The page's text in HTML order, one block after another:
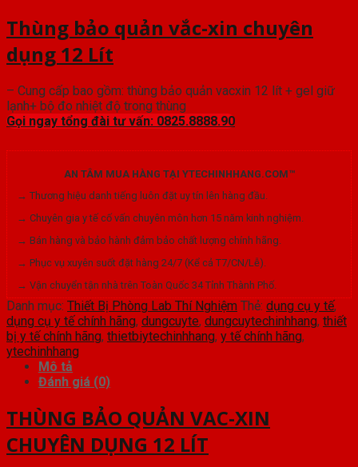
Thùng bảo quản vắc-xin chuyên
dụng 12 Lít
– Cung cấp bao gồm: thùng bảo quản vacxin 12 lít + gel giữ
lạnh+ bộ đo nhiệt độ trong thùng
Gọi ngay tổng đài tư vấn: 0825.8888.90
AN TÂM MUA HÀNG TẠI YTECHINHHANG.COM™
→ Thương hiệu danh tiếng luôn đặt uy tín lên hàng đầu.
→ Chuyên gia y tế cố vấn chuyên môn hơn 15 năm kinh nghiệm.
→ Bán hàng và bảo hành đảm bảo chất lượng chính hãng.
→ Phục vụ xuyên suốt đặt hàng 24/7 (Kể cả T7/CN/Lễ).
→ Vận chuyển tận nhà trên Toàn Quốc 34 Tỉnh Thành Phố.
Danh mục: Thiết Bị Phòng Lab Thí Nghiệm Thẻ: dụng cụ y tế,
dụng cụ y tế chính hãng, dungcuyte, dungcuytechinhhang, thiết
bị y tế chính hãng, thietbiytechinhhang, y tế chính hãng,
ytechinhhang
Mô tả
Đánh giá (0)
THÙNG BẢO QUẢN VAC-XIN
CHUYÊN DỤNG 12 LÍT